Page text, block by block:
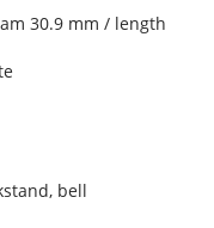
30.9 mm / length
bell